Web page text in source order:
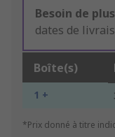
Besoin de
dates de
Boîte(s)
1 +
*Prix donné à titre